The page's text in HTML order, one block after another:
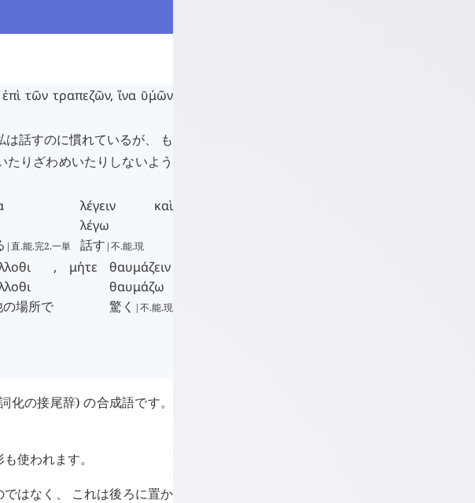
ἐπὶ τῶν τραπεζῶν,ἵνα ῡ῾
μῶν
話すのに慣れているが、 も
りざわめいたりしないよう
|直.能.完2.一単
λέγειν
λέγω
話す |不.能.現
καὶ
の場所で
, μήτε
θαυμάζειν
θαυμάζω
驚く |不.能.現
化の接尾辞) の合成語です。
使われます。
はなく、 これは後ろに置か